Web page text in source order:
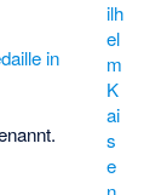
ilh
el
m
K
ai
s
e
in